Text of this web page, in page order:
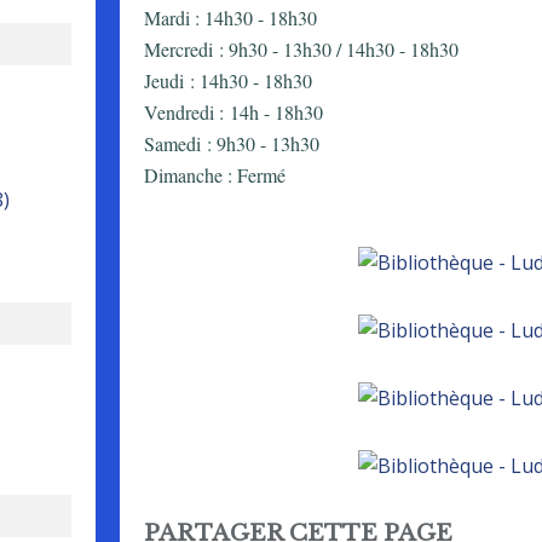
Mardi : 14h30 - 18h30
Mercredi : 9h30 - 13h30 / 14h30 - 18h30
Jeudi : 14h30 - 18h30
Vendredi : 14h - 18h30
Samedi : 9h30 - 13h30
Dimanche : Fermé
PARTAGER CETTE PAGE